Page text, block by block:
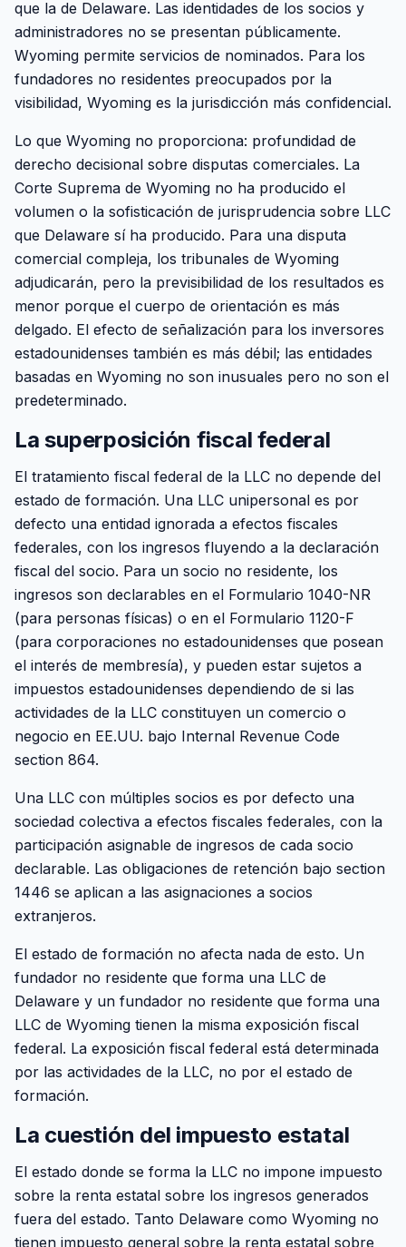
que la de Delaware. Las identidades de los socios y
administradores no se presentan públicamente.
Wyoming permite servicios de nominados. Para los
fundadores no residentes preocupados por la
visibilidad, Wyoming es la jurisdicción más confidencial.
Lo que Wyoming no proporciona: profundidad de
derecho decisional sobre disputas comerciales. La
Corte Suprema de Wyoming no ha producido el
volumen o la sofisticación de jurisprudencia sobre LLC
que Delaware sí ha producido. Para una disputa
comercial compleja, los tribunales de Wyoming
adjudicarán, pero la previsibilidad de los resultados es
menor porque el cuerpo de orientación es más
delgado. El efecto de señalización para los inversores
estadounidenses también es más débil; las entidades
basadas en Wyoming no son inusuales pero no son el
predeterminado.
La superposición fiscal federal
El tratamiento fiscal federal de la LLC no depende del
estado de formación. Una LLC unipersonal es por
defecto una entidad ignorada a efectos fiscales
federales, con los ingresos fluyendo a la declaración
fiscal del socio. Para un socio no residente, los
ingresos son declarables en el Formulario 1040-NR
(para personas físicas) o en el Formulario 1120-F
(para corporaciones no estadounidenses que posean
el interés de membresía), y pueden estar sujetos a
impuestos estadounidenses dependiendo de si las
actividades de la LLC constituyen un comercio o
negocio en EE.UU. bajo Internal Revenue Code
section 864.
Una LLC con múltiples socios es por defecto una
sociedad colectiva a efectos fiscales federales, con la
participación asignable de ingresos de cada socio
declarable. Las obligaciones de retención bajo section
1446 se aplican a las asignaciones a socios
extranjeros.
El estado de formación no afecta nada de esto. Un
fundador no residente que forma una LLC de
Delaware y un fundador no residente que forma una
LLC de Wyoming tienen la misma exposición fiscal
federal. La exposición fiscal federal está determinada
por las actividades de la LLC, no por el estado de
formación.
La cuestión del impuesto estatal
El estado donde se forma la LLC no impone impuesto
sobre la renta estatal sobre los ingresos generados
fuera del estado. Tanto Delaware como Wyoming no
tienen impuesto general sobre la renta estatal sobre